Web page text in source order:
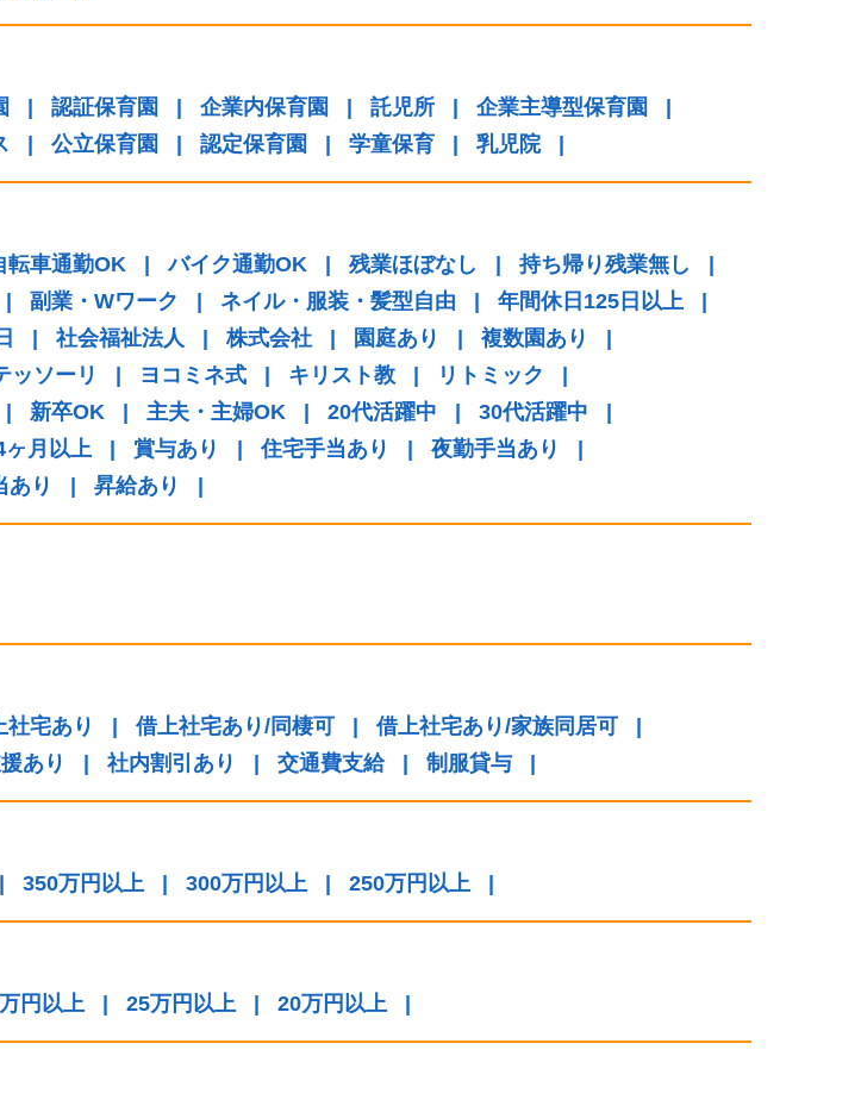
| 認証保育園 | 企業内保育園 | 託児所 | 企業主導型保育園
|
| 公立保育園 | 認定保育園 | 学童保育 | 乳児院 |
転車通勤OK | バイク通勤OK | 残業ほぼなし | 持ち帰り残業無し
|
| 副業・Wワーク | ネイル・服装・髪型自由 | 年間休日125日以上
|
| 社会福祉法人 | 株式会社 | 園庭あり | 複数園あり
|
ッソーリ | ヨコミネ式 | キリスト教 | リトミック
|
| 新卒OK | 主夫・主婦OK | 20代活躍中 | 30代活躍中
|
ヶ月以上 | 賞与あり | 住宅手当あり | 夜勤手当あり
|
あり | 昇給あり |
社宅あり | 借上社宅あり/同棲可 | 借上社宅あり/家族同居可
|
あり | 社内割引あり | 交通費支給 | 制服貸与 |
| 350万円以上 | 300万円以上 | 250万円以上 |
円以上 | 25万円以上 | 20万円以上 |